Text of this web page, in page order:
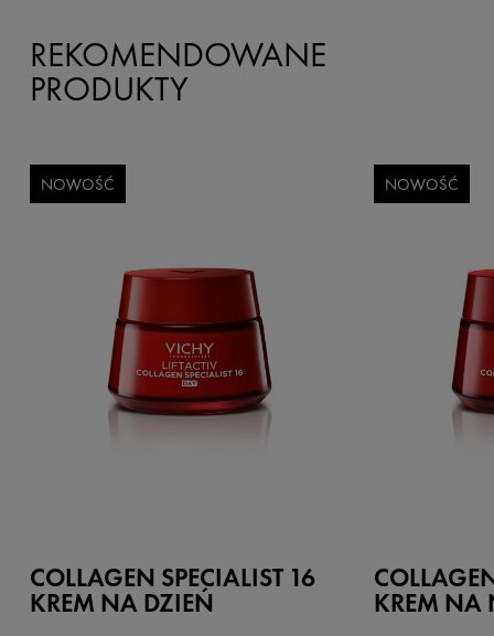
REKOMENDOWANE
PRODUKTY
NOWOŚĆ
COLLAGEN SPECIALIST 16
KREM NA DZIEŃ
NOWOŚĆ
KREM NA